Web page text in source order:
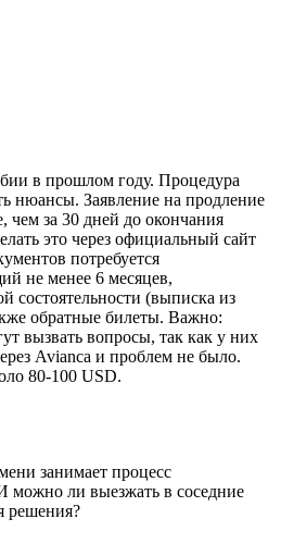
в прошлом году. Процедура
нюансы. Заявление на продление
чем за 30 дней до окончания
это через официальный сайт
потребуется
не менее 6 месяцев,
состоятельности (выписка из
обратные билеты. Важно:
вызвать вопросы, так как у них
Avianca и проблем не было.
80-100 USD.
занимает процесс
можно ли выезжать в соседние
решения?